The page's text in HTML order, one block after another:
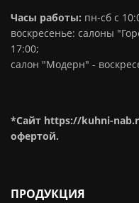
Часы работы: пн-сб с
воскресенье: салоны
17:00;
салон "Модерн" -
*Сайт https://kuhni-
офертой.
ПРОДУКЦИЯ